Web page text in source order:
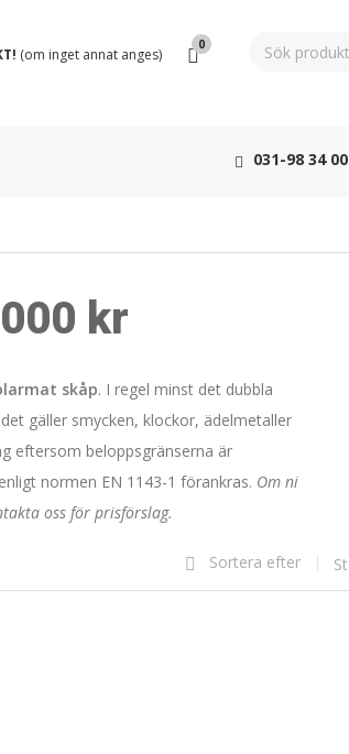
(om inget annat anges)
0
031-98 34 00
kr
skåp. I regel minst det dubbla
gäller smycken, klockor, ädelmetaller
eftersom beloppsgränserna är
normen EN 1143-1 förankras. Om ni
oss för prisförslag.
Sortera efter